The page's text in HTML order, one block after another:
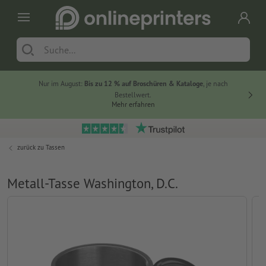
Nur im August: Bis zu 12 % auf Broschüren & Kataloge, je nach
Bestellwert.
Mehr erfahren
zurück zu Tassen
Metall-Tasse Washington, D.C.